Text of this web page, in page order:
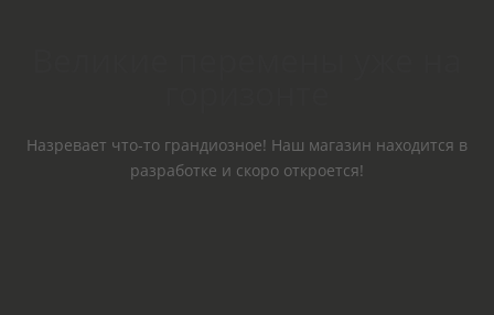
Назревает что-то грандиозное! Наш магазин находится в
разработке и скоро откроется!